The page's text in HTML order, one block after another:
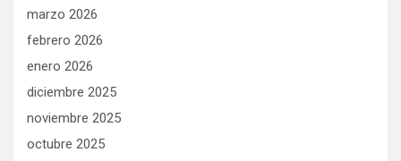
marzo 2026
febrero 2026
enero 2026
diciembre 2025
noviembre 2025
octubre 2025